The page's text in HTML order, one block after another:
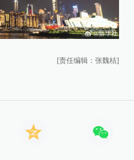
[责任编辑：张魏桔]